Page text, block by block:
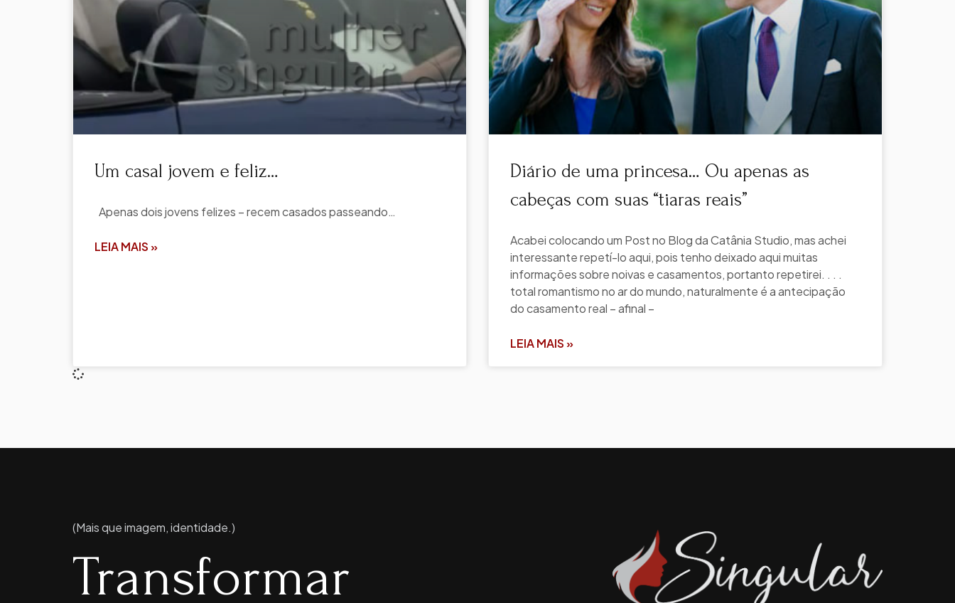
Um casal jovem e feliz…
Apenas dois jovens felizes – recem casados passeando…
LEIA MAIS »
Diário de uma princesa… Ou apenas as
cabeças com suas “tiaras reais”
Acabei colocando um Post no Blog da Catânia Studio, mas achei
interessante repetí-lo aqui, pois tenho deixado aqui muitas
informações sobre noivas e casamentos, portanto repetirei. . . .
total romantismo no ar do mundo, naturalmente é a antecipação
do casamento real – afinal –
LEIA MAIS »
(Mais que imagem, identidade.)
Transformar